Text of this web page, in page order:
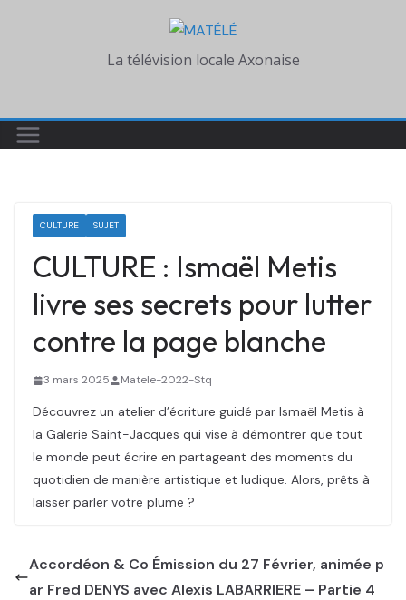
La télévision locale Axonaise
CULTURE SUJET
CULTURE : Ismaël Metis
livre ses secrets pour lutter
contre la page blanche
3 mars 2025 Matele-2022-Stq
Découvrez un atelier d’écriture guidé par Ismaël Metis à
la Galerie Saint-Jacques qui vise à démontrer que tout
le monde peut écrire en partageant des moments du
quotidien de manière artistique et ludique. Alors, prêts à
laisser parler votre plume ?
Accordéon & Co Émission du 27 Février, animée p
ar Fred DENYS avec Alexis LABARRIERE – Partie 4